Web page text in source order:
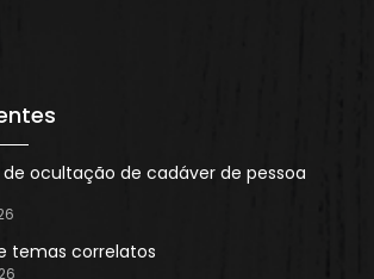
de ocultação de cadáver de pessoa
temas correlatos